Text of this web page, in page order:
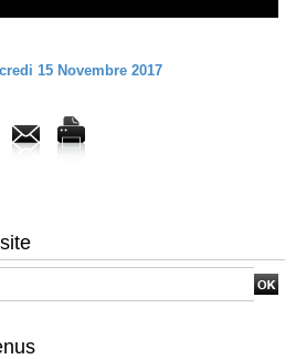
15 Novembre 2017